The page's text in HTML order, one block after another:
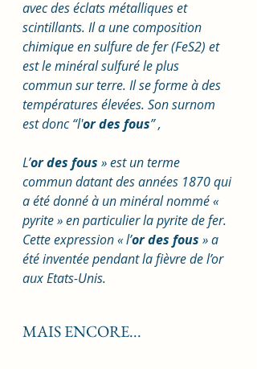
avec des éclats métalliques et
scintillants. Il a une composition
chimique en sulfure de fer (FeS2) et
est le minéral sulfuré le plus
commun sur terre. Il se forme à des
températures élevées. Son surnom
est donc “l'or des fous” ,
L’or des fous » est un terme
commun datant des années 1870 qui
a été donné à un minéral nommé «
pyrite » en particulier la pyrite de fer.
Cette expression « l’or des fous » a
été inventée pendant la fièvre de l’or
aux Etats-Unis.
MAIS ENCORE...